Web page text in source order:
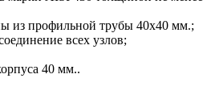
из профильной трубы 40х40 мм.;
всех узлов;
40 мм..